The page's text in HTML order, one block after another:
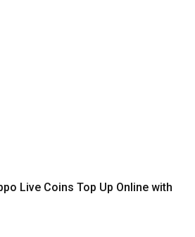
Live Coins Top Up Online with